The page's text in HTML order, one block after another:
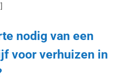
nodig van een
voor verhuizen in